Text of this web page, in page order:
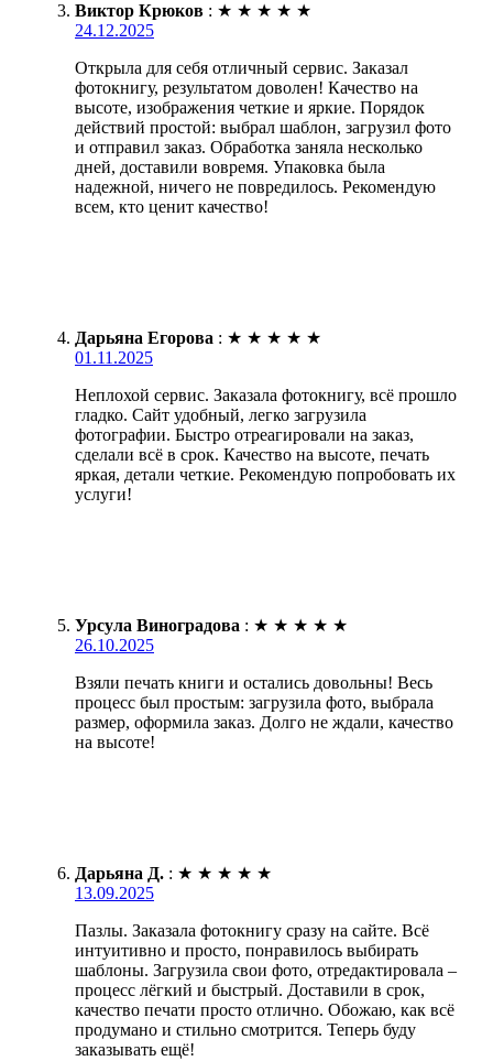
Виктор Крюков : ★ ★ ★ ★ ★
24.12.2025
Открыла для себя отличный сервис. Заказал
фотокнигу, результатом доволен! Качество на
высоте, изображения четкие и яркие. Порядок
действий простой: выбрал шаблон, загрузил фото
и отправил заказ. Обработка заняла несколько
дней, доставили вовремя. Упаковка была
надежной, ничего не повредилось. Рекомендую
всем, кто ценит качество!
Дарьяна Егорова : ★ ★ ★ ★ ★
01.11.2025
Неплохой сервис. Заказала фотокнигу, всё прошло
гладко. Сайт удобный, легко загрузила
фотографии. Быстро отреагировали на заказ,
сделали всё в срок. Качество на высоте, печать
яркая, детали четкие. Рекомендую попробовать их
услуги!
Урсула Виноградова : ★ ★ ★ ★ ★
26.10.2025
Взяли печать книги и остались довольны! Весь
процесс был простым: загрузила фото, выбрала
размер, оформила заказ. Долго не ждали, качество
на высоте!
Дарьяна Д. : ★ ★ ★ ★ ★
13.09.2025
Пазлы. Заказала фотокнигу сразу на сайте. Всё
интуитивно и просто, понравилось выбирать
шаблоны. Загрузила свои фото, отредактировала –
процесс лёгкий и быстрый. Доставили в срок,
качество печати просто отлично. Обожаю, как всё
продумано и стильно смотрится. Теперь буду
заказывать ещё!